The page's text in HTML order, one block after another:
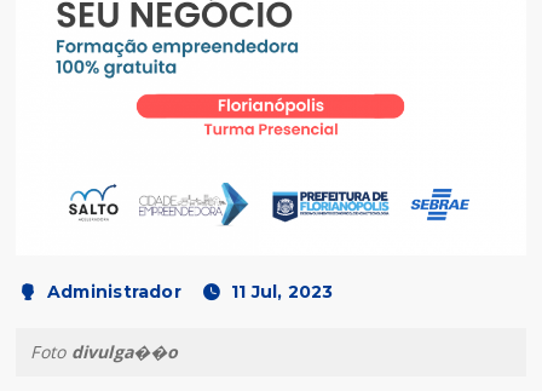
Administrador 11 Jul, 2023
Foto divulga��o